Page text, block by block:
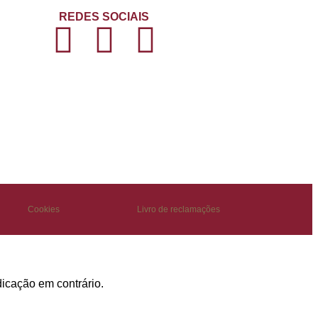
REDES SOCIAIS
Cookies Livro de reclamações
em contrário.